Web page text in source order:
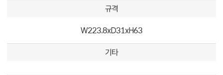
규격
W223.8xD31xH63
기타